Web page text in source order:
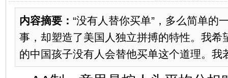
内容摘要： “没有人替你买单”，多么简单的
事，却塑造了美国人独立拼搏的特性。我希
的中国孩子没有人会替他买单这个道理。我